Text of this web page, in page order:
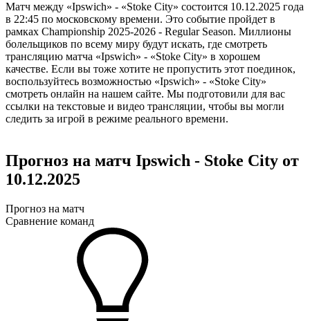
Матч между «Ipswich» - «Stoke City» состоится 10.12.2025 года
в 22:45 по московскому времени. Это событие пройдет в
рамках Championship 2025-2026 - Regular Season. Миллионы
болельщиков по всему миру будут искать, где смотреть
трансляцию матча «Ipswich» - «Stoke City» в хорошем
качестве. Если вы тоже хотите не пропустить этот поединок,
воспользуйтесь возможностью «Ipswich» - «Stoke City»
смотреть онлайн на нашем сайте. Мы подготовили для вас
ссылки на текстовые и видео трансляции, чтобы вы могли
следить за игрой в режиме реального времени.
Прогноз на матч Ipswich - Stoke City от
10.12.2025
Прогноз на матч
Сравнение команд